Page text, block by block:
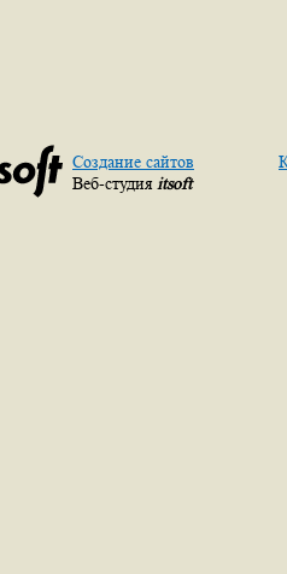
Создание сайтов
Веб-студия itsoft